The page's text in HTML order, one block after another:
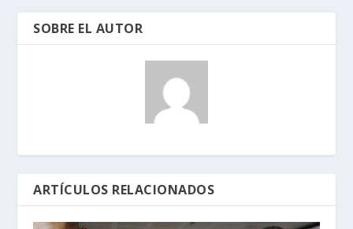
SOBRE EL AUTOR
ARTÍCULOS RELACIONADOS